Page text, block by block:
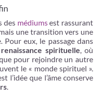
des médiumsest rassurant
une transition vers une
Pour eux, le passage dans
renaissance spirituelle, où
pour rejoindre un autre
le « monde spirituel ».
l’idée que l’âme conserve
.